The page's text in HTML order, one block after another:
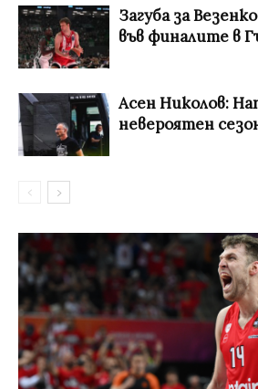
Загуба за
във финалите в
Асен Николов:
невероятен